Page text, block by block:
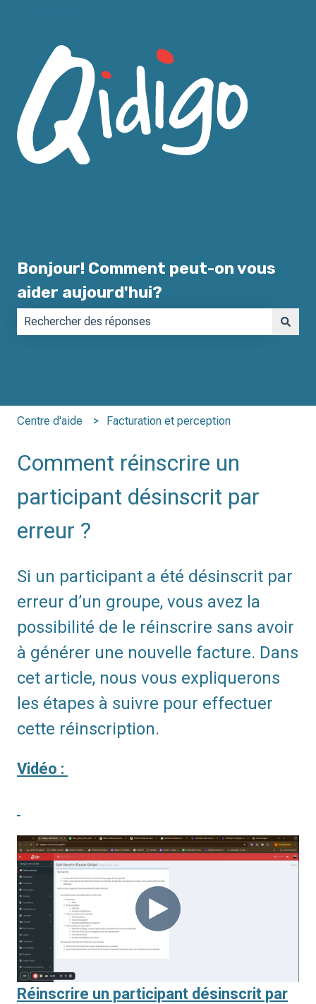
Bonjour! Comment peut-on vous
aider aujourd'hui?
Centre d'aide Facturation et perception
Comment réinscrire un
participant désinscrit par
erreur ?
Si un participant a été désinscrit par
erreur d’un groupe, vous avez la
possibilité de le réinscrire sans avoir
à générer une nouvelle facture. Dans
cet article, nous vous expliquerons
les étapes à suivre pour effectuer
cette réinscription.
Vidéo :
Réinscrire un participant désinscrit par